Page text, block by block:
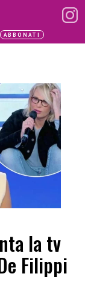
ABBONATI
la tv
Filippi